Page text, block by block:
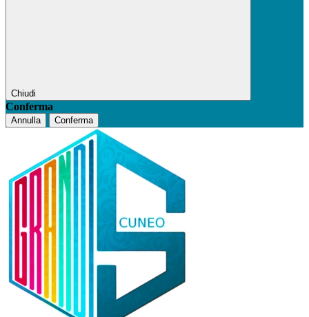
Chiudi
Conferma
Annulla Conferma